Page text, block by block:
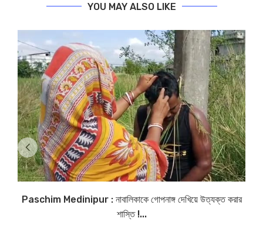
YOU MAY ALSO LIKE
Paschim Medinipur : নাবালিকাকে গোপনাঙ্গ দেখিয়ে উত্যক্ত করার
শাস্তি !...